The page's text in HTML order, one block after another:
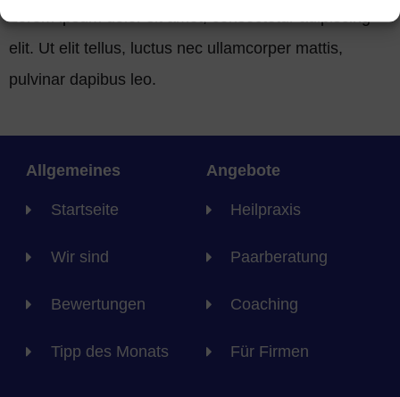
Lorem ipsum dolor sit amet, consectetur adipiscing
elit. Ut elit tellus, luctus nec ullamcorper mattis,
pulvinar dapibus leo.
Allgemeines Angebote
Startseite
Wir sind
Bewertungen
Tipp des Monats
Heilpraxis
Paarberatung
Coaching
Für Firmen